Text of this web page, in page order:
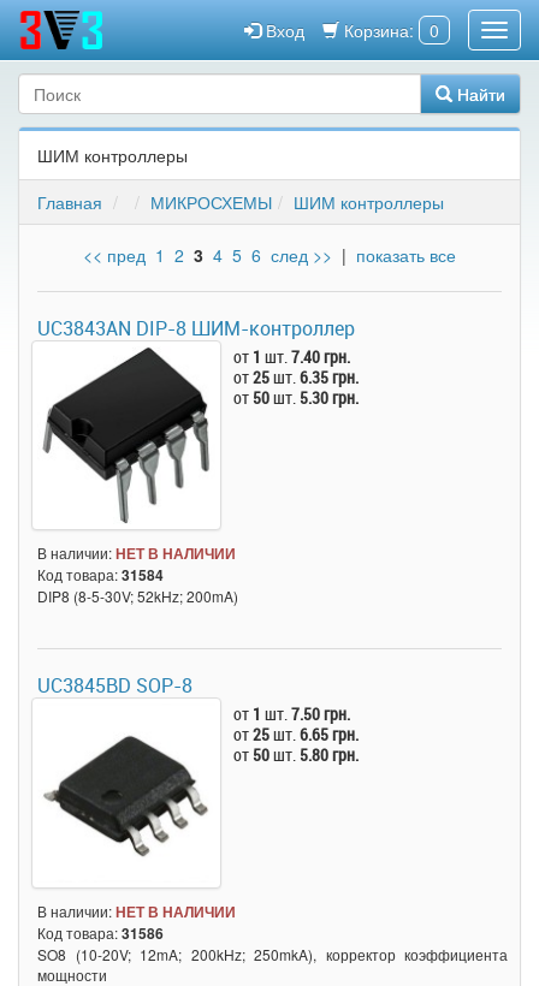
Корзина: 0
Вход
Найти
ШИМ контроллеры
Главная
МИКРОСХЕМЫ ШИМ контроллеры
<< пред 1 2 3 4 5 6 след >> | показать все
UC3843AN DIP-8 ШИМ-контроллер
от 1 шт.7.40 грн.
от25шт.6.35 грн.
от 50шт. 5.30 грн.
В наличии:НЕТ В НАЛИЧИИ
Код товара:31584
DIP8 (8-5-30V; 52kHz; 200mA)
UC3845BD SOP-8
от 1 шт.7.50 грн.
от25шт.6.65 грн.
от 50шт. 5.80 грн.
В наличии:НЕТ В НАЛИЧИИ
Код товара:31586
SO8 (10-20V; 12mA; 200kHz; 250mkA), корректор коэффициента
мощности